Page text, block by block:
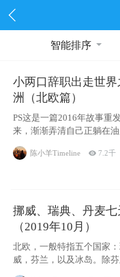
智能排序
小两口辞职出走世
洲（北欧篇）
PS这是一篇2016年故事重
来，渐渐弄清自己正躺在
馆
陈小羊Timeline 7.2千
挪威、瑞典、丹麦
（2019年10月）
北欧，一般特指五个国家
威，芬兰，以及冰岛。除芬